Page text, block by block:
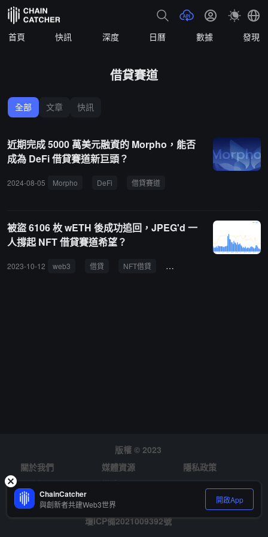
首頁 快訊 深度 日曆 數據 發現
借貸賽道
全部 文章 快訊
近期完成 5000 萬美元融資的 Morpho，能否
成為 DeFi 借貸賽道新巨頭？
2024-08-05 Morpho DeFi 借貸賽道
被盜 6106 枚 wETH 後成功追回，JPEG'd 一
人撐起 NFT 借貸賽道希望？
2023-10-12 web3 借貸 NFT借貸 jepg
版權 © 2023
關於我們
媒體資源
隱私政策
風險提示
徵才
瓊ICP備2021009392號
ChainCatcher
與創新者共建Web3世界 開啟App